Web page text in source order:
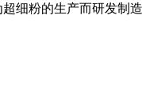
细粉的生产而研发制